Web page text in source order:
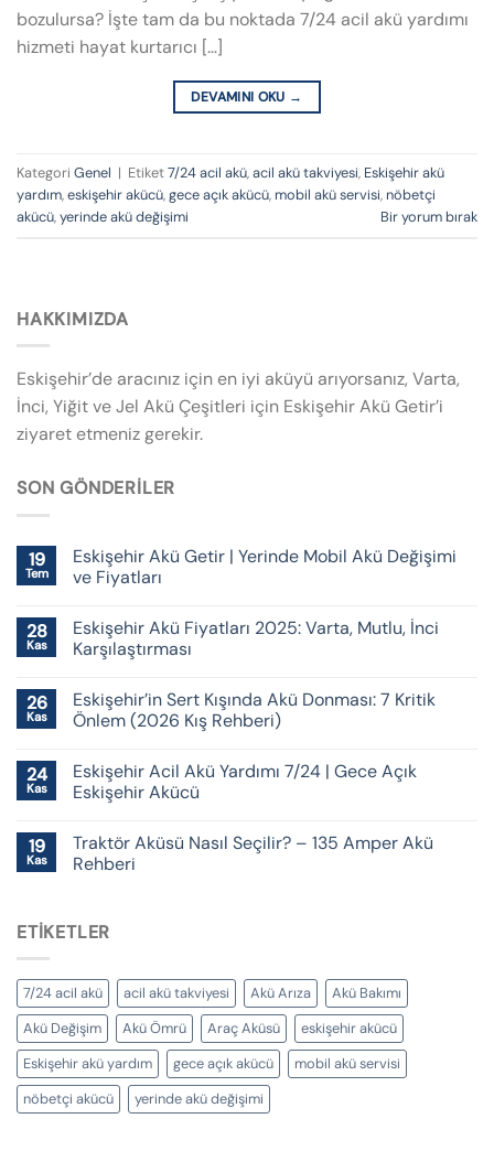
bozulursa? İşte tam da bu noktada 7/24 acil akü yardımı
hizmeti hayat kurtarıcı […]
DEVAMINI OKU →
Kategori Genel | Etiket7/24 acil akü,acil akü takviyesi, Eskişehir akü
yardım,eskişehir akücü,gece açık akücü, mobil akü servisi, nöbetçi
akücü,yerinde akü değişimi Bir yorum bırak
HAKKIMIZDA
Eskişehir’de aracınız için en iyi aküyü arıyorsanız, Varta,
İnci, Yiğit ve Jel Akü Çeşitleri için Eskişehir Akü Getir’i
ziyaret etmeniz gerekir.
SON GÖNDERILER
19
Tem
Eskişehir Akü Getir | Yerinde Mobil Akü Değişimi
ve Fiyatları
28
Kas
Eskişehir Akü Fiyatları 2025: Varta, Mutlu, İnci
Karşılaştırması
26
Kas
Eskişehir’in Sert Kışında Akü Donması: 7 Kritik
Önlem (2026 Kış Rehberi)
24
Kas
Eskişehir Acil Akü Yardımı 7/24 | Gece Açık
Eskişehir Akücü
19
Kas
Traktör Aküsü Nasıl Seçilir? – 135 Amper Akü
Rehberi
ETIKETLER
7/24 acil akü acil akü takviyesi Akü Arıza
Akü Bakımı
Akü Değişim
Akü Ömrü Araç Aküsü
eskişehir akücü
Eskişehir akü yardım
gece açık akücü
mobil akü servisi
nöbetçi akücü
yerinde akü değişimi